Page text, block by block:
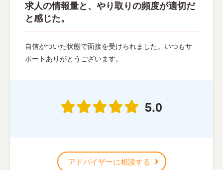
求人の情報量と、やり取りの頻度が適切だ
と感じた。
自信がついた状態で面接を受けられました。いつもサ
ポートありがとうございます。
5.0
アドバイザーに相談する